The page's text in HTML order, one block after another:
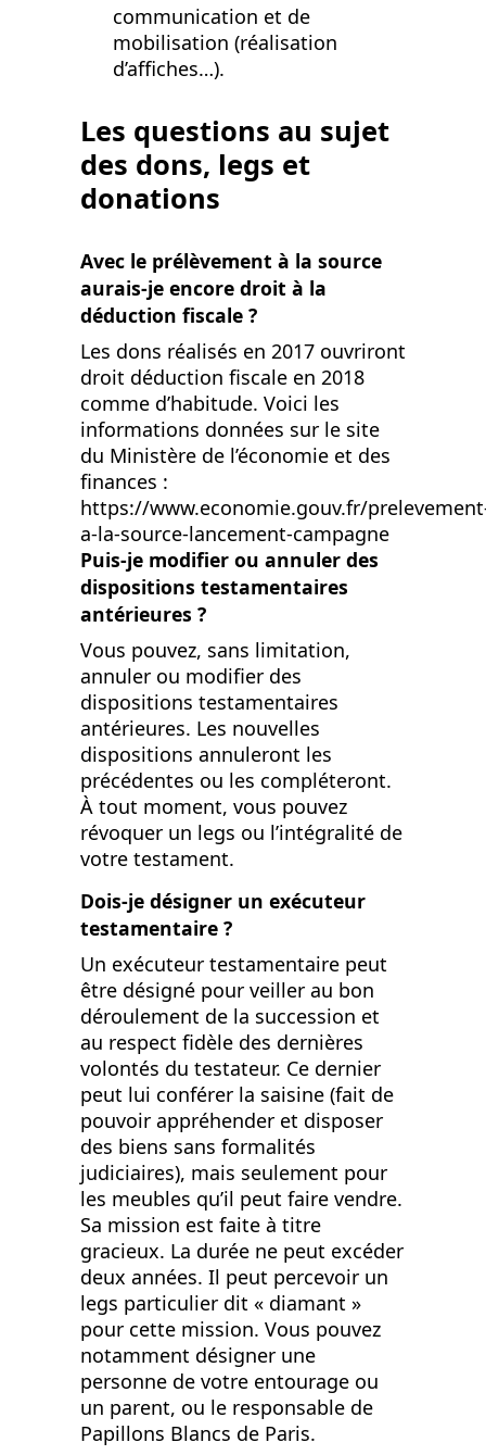
communication et de
mobilisation (réalisation
d’affiches…).
Les questions au sujet
des dons, legs et
donations
Avec le prélèvement à la source
aurais-je encore droit à la
déduction fiscale ?
Les dons réalisés en 2017 ouvriront
droit déduction fiscale en 2018
comme d’habitude. Voici les
informations données sur le site
du Ministère de l’économie et des
finances :
https://www.economie.gouv.fr/
a-la-source-lancement-campagne
Puis-je modifier ou annuler des
dispositions testamentaires
antérieures ?
Vous pouvez, sans limitation,
annuler ou modifier des
dispositions testamentaires
antérieures. Les nouvelles
dispositions annuleront les
précédentes ou les compléteront.
À tout moment, vous pouvez
révoquer un legs ou l’intégralité de
votre testament.
Dois-je désigner un exécuteur
testamentaire ?
Un exécuteur testamentaire peut
être désigné pour veiller au bon
déroulement de la succession et
au respect fidèle des dernières
volontés du testateur. Ce dernier
peut lui conférer la saisine (fait de
pouvoir appréhender et disposer
des biens sans formalités
judiciaires), mais seulement pour
les meubles qu’il peut faire vendre.
Sa mission est faite à titre
gracieux. La durée ne peut excéder
deux années. Il peut percevoir un
legs particulier dit « diamant »
pour cette mission. Vous pouvez
notamment désigner une
personne de votre entourage ou
un parent, ou le responsable de
Papillons Blancs de Paris.